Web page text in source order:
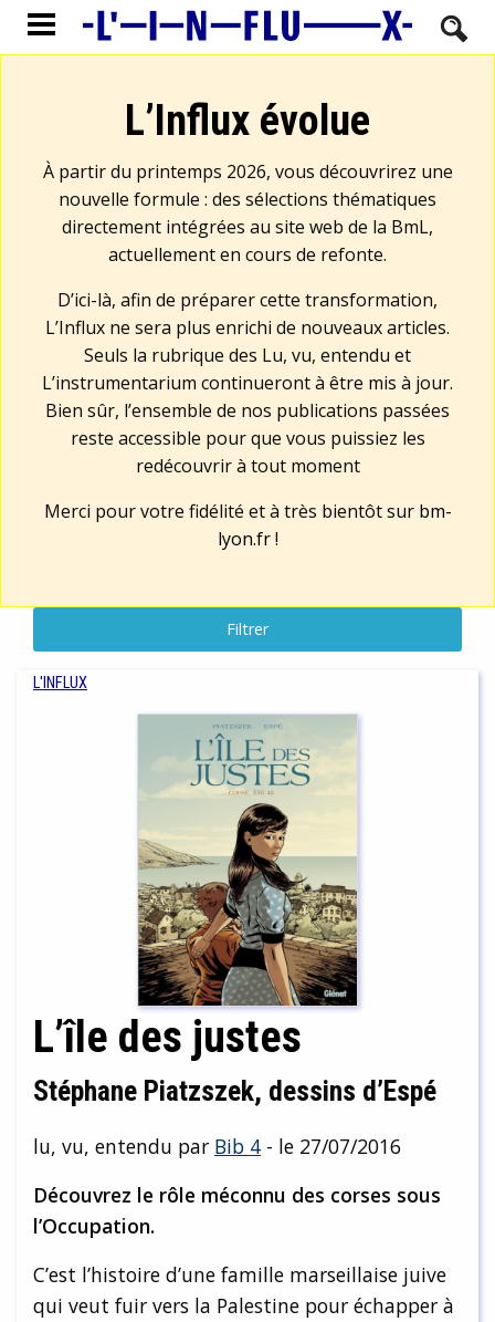
L’Influx évolue
À partir du printemps 2026, vous découvrirez une
nouvelle formule : des sélections thématiques
directement intégrées au site web de la BmL,
actuellement en cours de refonte.
D’ici-là, afin de préparer cette transformation,
L’Influx ne sera plus enrichi de nouveaux articles.
Seuls la rubrique des Lu, vu, entendu et
L’instrumentarium continueront à être mis à jour.
Bien sûr, l’ensemble de nos publications passées
reste accessible pour que vous puissiez les
redécouvrir à tout moment
Merci pour votre fidélité et à très bientôt sur bm-
lyon.fr!
Filtrer
L'INFLUX
L’île des justes
Stéphane Piatzszek, dessins d’Espé
lu, vu, entendu par Bib 4 - le 27/07/2016
Découvrez le rôle méconnu des corses sous
l’Occupation.
C’est l’histoire d’une famille marseillaise juive
qui veut fuir vers la Palestine pour échapper à